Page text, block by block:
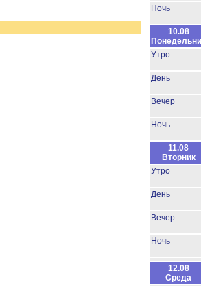
Ночь
10.08
Утро
День
Вечер
Ночь
11.08
Вторник
Утро
День
Вечер
Ночь
12.08
Среда